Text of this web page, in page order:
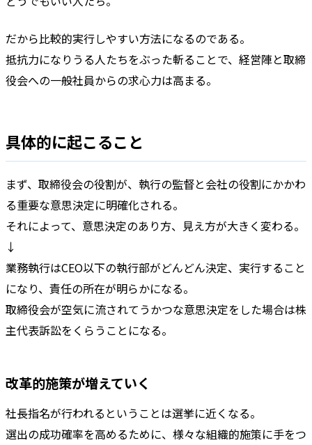
だから比較的実行しやすい方法になるのである。
抵抗力になりうる人たちをぶった斬ることで、経営陣と取締
役会への一般社員からの求心力は高まる。
具体的に起こること
まず、取締役会の役割が、執行の監督と会社の役割にかかわ
る重要な意思決定に明確化される。
それによって、意思決定のあり方、見え方が大きく変わる。
↓
業務執行はCEO以下の執行部がどんどん決定、実行すること
になり、責任の所在が明らかになる。
取締役会が空気に流されてうかつな意思決定をした場合は株
主代表訴訟をくらうことになる。
改革的施策が増えていく
社長指名が行われるということは選挙に近くなる。
選出の成功確率を高めるために、様々な組織的施策に手をつ